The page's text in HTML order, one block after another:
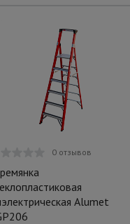
0 отзывов
Alumet